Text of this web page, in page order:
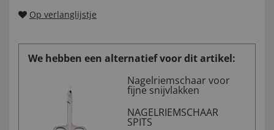
Op verlanglijstje
We hebben een alternatief voor dit artikel:
Nagelriemschaar voor
fijne snijvlakken
NAGELRIEMSCHAAR
SPITS